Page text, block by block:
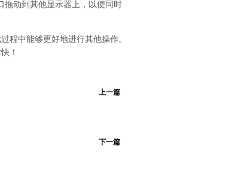
拖动到其他显示器上，以便同时
程中能够更好地进行其他操作。
！
上一篇
下一篇